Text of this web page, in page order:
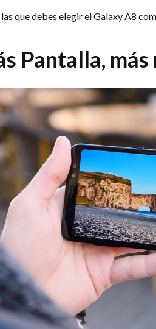
que debes elegir el Galaxy A8
Pantalla,